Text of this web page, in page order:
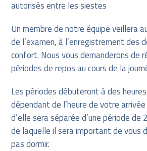
autorisés entre les siestes
Un membre de notre équipe veillera
de l’examen, à l’enregistrement des
confort. Nous vous demanderons de
périodes de repos au cours de la
Les périodes débuteront à des
dépendant de l’heure de votre
d’elle sera séparée d’une période de
de laquelle il sera important de vous
pas dormir.